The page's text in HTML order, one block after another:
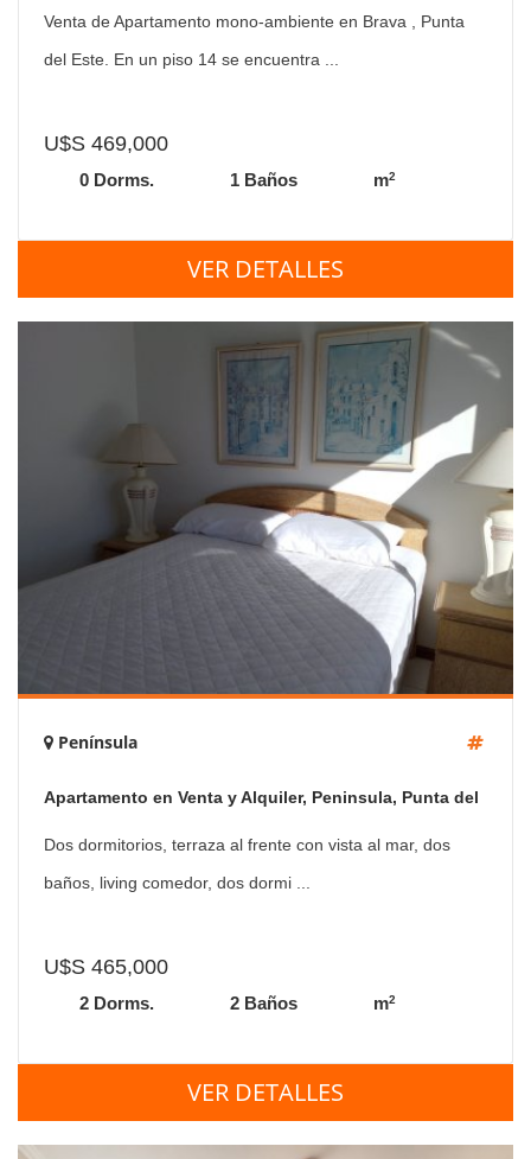
SURFSIDE PUNTA DEL ESTE
Venta de Apartamento mono-ambiente en Brava , Punta
del Este. En un piso 14 se encuentra ...
U$S 469,000
0 Dorms. 1 Baños m2
VER DETALLES
Península
Apartamento en Venta y Alquiler, Peninsula, Punta del
Este, 2 Dormitorios.
Dos dormitorios, terraza al frente con vista al mar, dos
baños, living comedor, dos dormi ...
U$S 465,000
2 Dorms. 2 Baños m2
VER DETALLES